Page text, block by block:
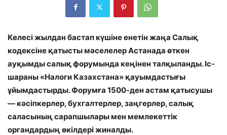
Келесі жылдан бастап күшіне енетін жаңа Салық
кодексіне қатысты мәселелер Астанада өткен
ауқымды салық форумында кеңінен талқыланды. Іс-
шараны «Налоги Казахстана» қауымдастығы
ұйымдастырды. Форумға 1500-ден астам қатысушы
— кәсіпкерлер, бухгалтерлер, заңгерлер, салық
саласының сарапшылары мен мемлекеттік
органдардың өкілдері жиналды.